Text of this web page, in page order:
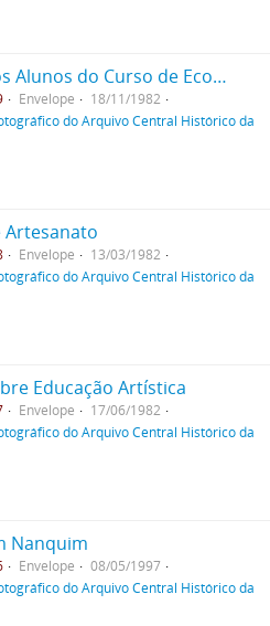
Exposição dos Alunos do Curso de Economia Doméstica
Envelope
18/11/1982
do Arquivo Central Histórico da
Artesanato
Envelope
13/03/1982
do Arquivo Central Histórico da
Educação Artística
Envelope
17/06/1982
do Arquivo Central Histórico da
Nanquim
Envelope
08/05/1997
do Arquivo Central Histórico da